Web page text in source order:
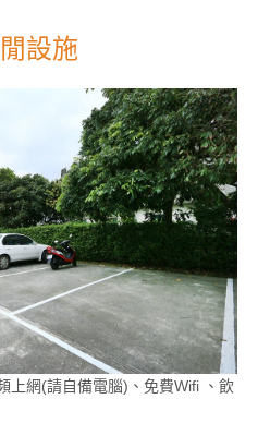
設施
上網(請自備電腦)、免費Wifi 、飲